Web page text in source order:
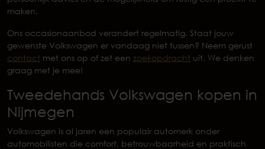
maken.
Ons occasionaanbod verandert regelmatig. Staat jouw
gewenste Volkswagen er vandaag niet tussen? Neem gerust
contact met ons op of zet een zoekopdracht uit. We denken
graag met je mee!
Tweedehands Volkswagen kopen in
Nijmegen
Volkswagen is al jaren een populair automerk onder
automobilisten die comfort, betrouwbaarheid en praktisch